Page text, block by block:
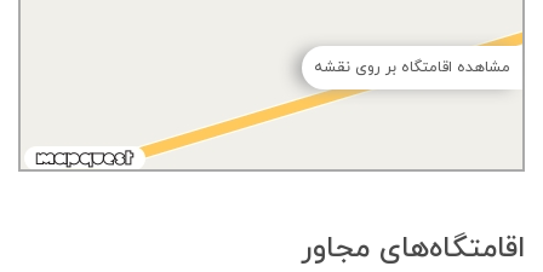
مشاهده اقامتگاه بر روی نقشه
اقامتگاه‌های مجاور